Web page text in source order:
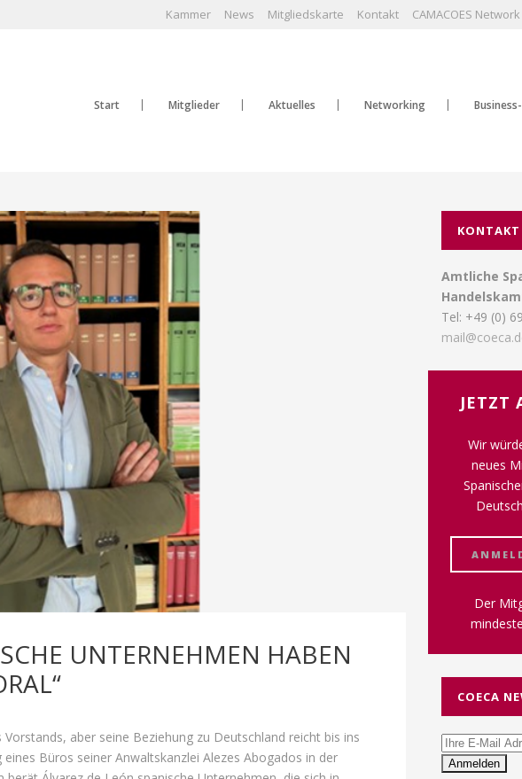
Kammer News Mitgliedskarte Kontakt CAMACOES Network
Start Mitglieder Aktuelles Networking
UNTERNEHMEN HABEN
aber seine Beziehung zu Deutschland reicht bis ins
Büros seiner Anwaltskanzlei Alezes Abogados in der
KONTAKT
Amtliche
Tel: +49 (0)
JETZT
Wir
neues
Der
COECA